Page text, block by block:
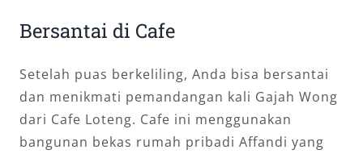
Bersantai di Cafe
Setelah puas berkeliling, Anda bisa bersantai
dan menikmati pemandangan kali Gajah Wong
dari Cafe Loteng. Cafe ini menggunakan
bangunan bekas rumah pribadi Affandi yang